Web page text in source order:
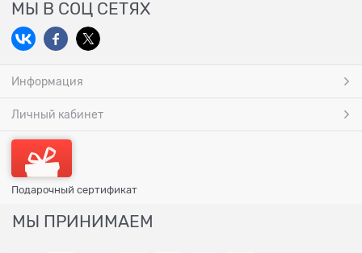
МЫ В СОЦ СЕТЯХ
Информация
Личный кабинет
Подарочный сертификат
МЫ ПРИНИМАЕМ